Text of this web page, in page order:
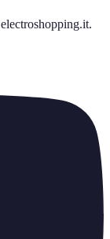
electroshopping.it.